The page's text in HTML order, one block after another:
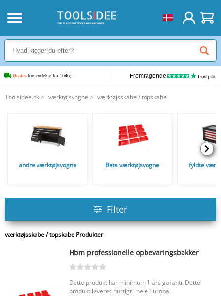
Gratis forsendelse fra 1646,- Fremragende
Toolsidee.dk> værktøjsvogne > værktøjsskabe / topskabe
andre værktøjsvogne Beta værktøjsvogne fyldte
Filter
værktøjsskabe / topskabe Produkter
Hbm professionelle opbevaringsbakker
Dette produkt har minimum 1 års garanti. Dette
produkt leveres hurtigt i hele Europa.